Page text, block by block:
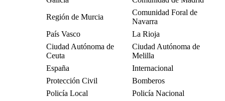
Región de Murcia
Comunidad Foral de
Navarra
País Vasco
La Rioja
Ciudad Autónoma de
Ceuta
Ciudad Autónoma de
Melilla
España
Internacional
Protección Civil
Bomberos
Policía Local
Policía Nacional